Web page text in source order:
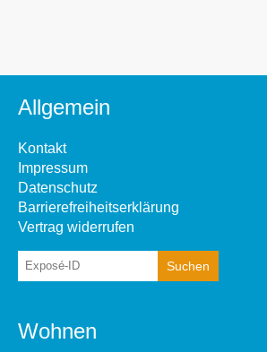
Allgemein
Kontakt
Impressum
Datenschutz
Barrierefreiheitserklärung
Vertrag widerrufen
Wohnen